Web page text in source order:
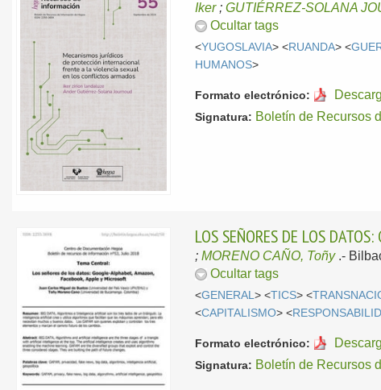
Iker;GUTIÉRREZ-SOLANA
Ocultar tags
<YUGOSLAVIA> <RUANDA> <
HUMANOS>
Formato electrónico:
Signatura: Boletín de Recursos
LOS SEÑORES DE LOS
;MORENO CAÑO, Toñy .-
Ocultar tags
<GENERAL> <TICS> <
<CAPITALISMO> <
Formato electrónico:
Signatura: Boletín de Recursos